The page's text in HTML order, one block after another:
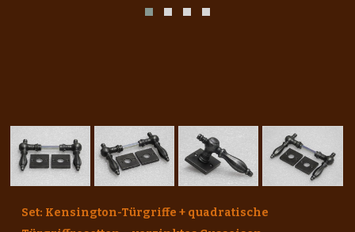
Set: Kensington-Türgriffe + quadratische